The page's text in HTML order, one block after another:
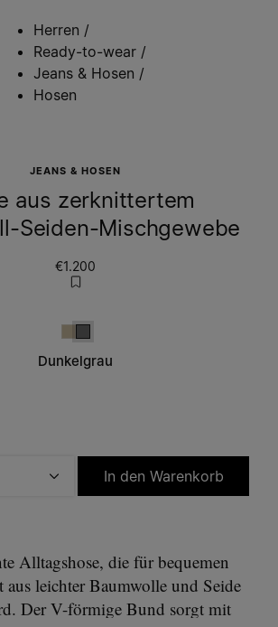
Herren /
Ready-to-wear /
Jeans & Hosen /
Hosen
JEANS & HOSEN
aus zerknittertem
Seiden-Mischgewebe
€1.200
BeigeDunkelgrau
Dunkelgrau
In den Warenkorb
Alltagshose, die für bequemen
aus leichter Baumwolle und Seide
Der V-förmige Bund sorgt mit